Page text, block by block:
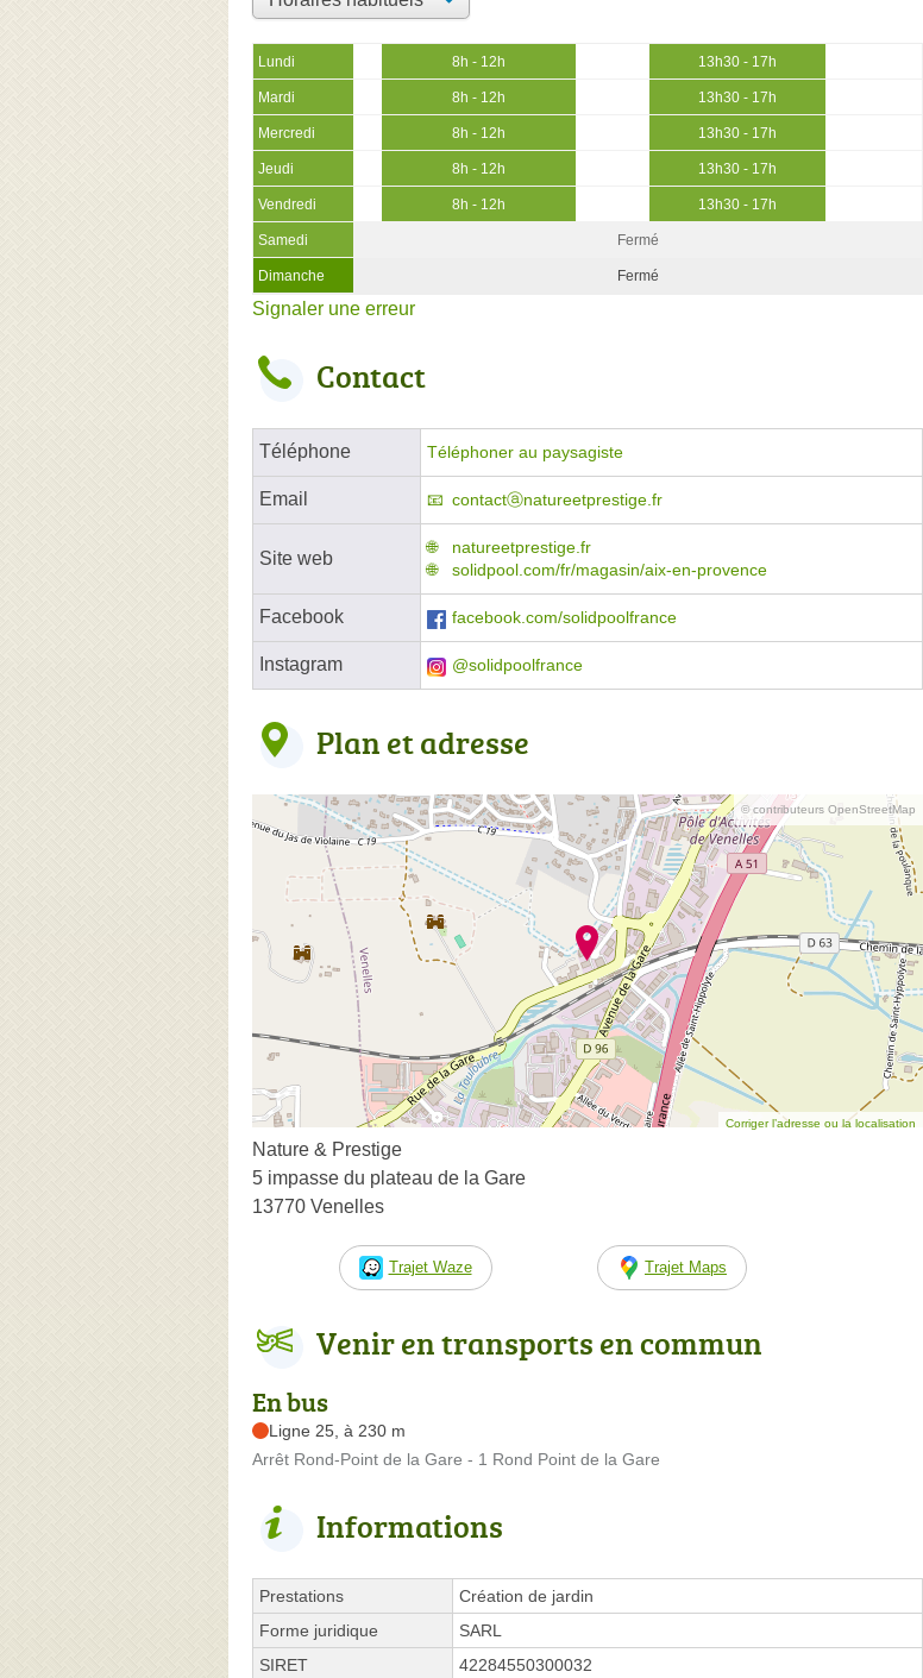
Lundi 8h - 12h 13h30 - 17h
Mardi 8h - 12h 13h30 - 17h
Mercredi 8h - 12h 13h30 - 17h
Jeudi 8h - 12h 13h30 - 17h
Vendredi 8h - 12h 13h30 - 17h
Samedi Fermé
Dimanche Fermé
Signaler une erreur
Contact
Téléphone Téléphoner au paysagiste
Email contactⓐnatureetprestige.fr
Site web
natureetprestige.fr
solidpool.com/fr/magasin/aix-en-provence
Facebook facebook.com/solidpoolfrance
Instagram @solidpoolfrance
Plan et adresse
© contributeurs OpenStreetMap
Corriger l’adresse ou la localisation
Nature & Prestige
5 impasse du plateau de la Gare
13770 Venelles
Trajet Waze Trajet Maps
Venir en transports en commun
En bus
Ligne 25, à 230 m
Arrêt Rond-Point de la Gare - 1 Rond Point de la Gare
Informations
Prestations
Création de jardin
Forme juridique
SARL
SIRET
42284550300032